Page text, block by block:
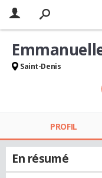
Saint-Denis
PROFIL
En résumé